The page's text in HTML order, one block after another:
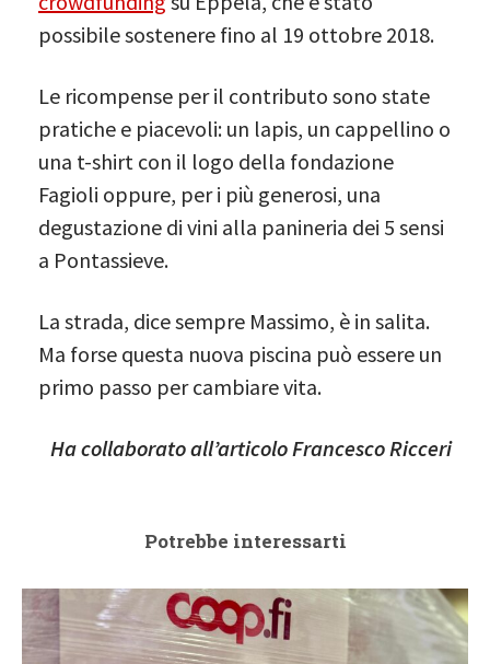
possibile sostenere fino al 19 ottobre 2018.
Le ricompense per il contributo sono state
pratiche e piacevoli: un lapis, un cappellino o
una t-shirt con il logo della fondazione
Fagioli oppure, per i più generosi, una
degustazione di vini alla panineria dei 5 sensi
a Pontassieve.
La strada, dice sempre Massimo, è in salita.
Ma forse questa nuova piscina può essere un
primo passo per cambiare vita.
Ha collaborato all’articolo Francesco Ricceri
Potrebbe interessarti